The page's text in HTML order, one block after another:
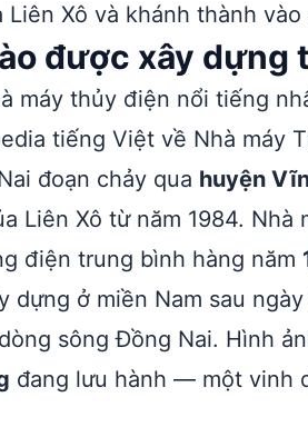
Xô và khánh thành vào
được xây dựng
máy thủy điện nổi tiếng
tiếng Việt về Nhà máy
đoạn chảy qua huyện
Liên Xô từ năm 1984. Nhà
điện trung bình hàng năm
dựng ở miền Nam sau
sông Đồng Nai. Hình
đang lưu hành — một vinh